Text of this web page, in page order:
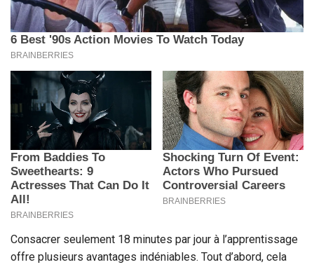
Consacrer seulement 18 minutes par jour à l’apprentissage
offre plusieurs avantages indéniables. Tout d’abord, cela